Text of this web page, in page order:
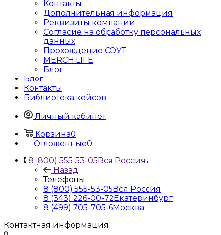
Контакты
Дополнительная информация
Реквизиты компании
Согласие на обработку персональных
данных
Прохождение СОУТ
MERCH LIFE
Блог
Блог
Контакты
Библиотека кейсов
Личный кабинет
Корзина0
Отложенные0
8 (800) 555-53-05Вся Россия
Назад
Телефоны
8 (800) 555-53-05Вся Россия
8 (343) 226-00-72Екатеринбург
8 (499) 705-705-6Москва
Контактная информация